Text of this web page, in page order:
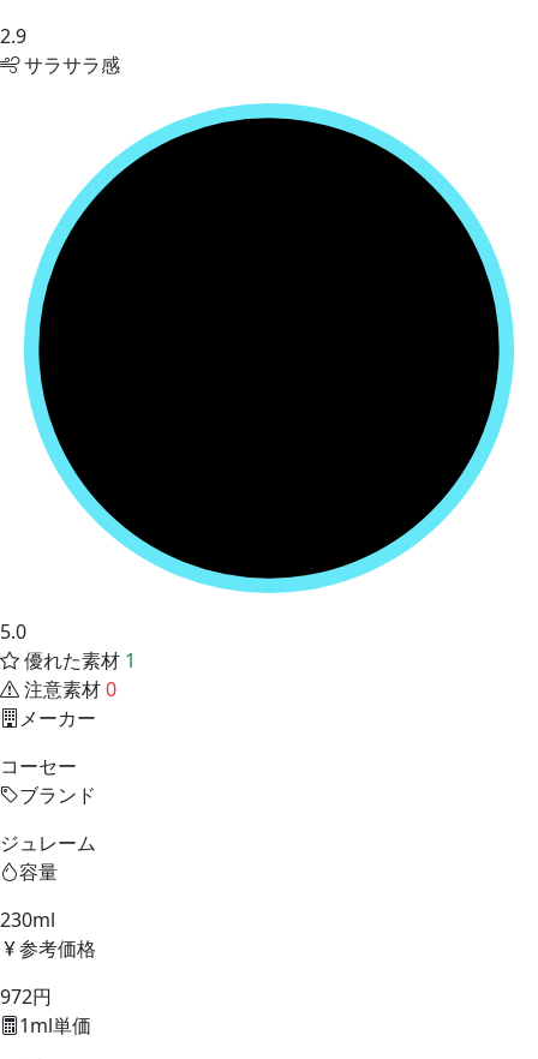
2.9
サラサラ感
5.0
優れた素材 1
注意素材0
メーカー
コーセー
ブランド
ジュレーム
容量
230ml
参考価格
972円
1ml単価